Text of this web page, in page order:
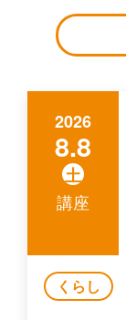
2026
8.8
土
講座
くらし